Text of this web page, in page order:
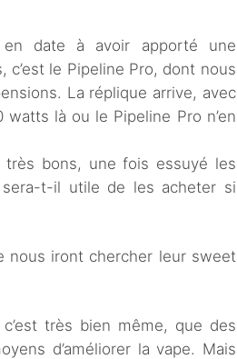
date à avoir apporté une
le Pipeline Pro, dont nous
La réplique arrive, avec
là ou le Pipeline Pro n’en
très bons, une fois essuyé les
t-il utile de les acheter si
nous iront chercher leur sweet
très bien même, que des
d’améliorer la vape. Mais